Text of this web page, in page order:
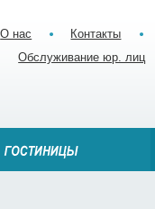
О нас Контакты
Обслуживание юр. лиц